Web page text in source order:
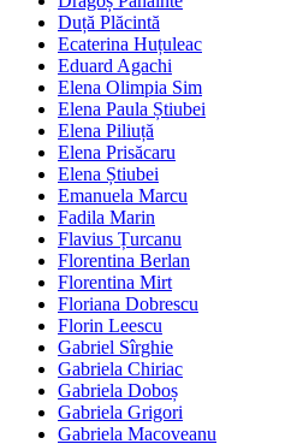
Duță Plăcintă
Ecaterina Huțuleac
Eduard Agachi
Elena Olimpia Sim
Elena Paula Știubei
Elena Piliuță
Elena Prisăcaru
Elena Știubei
Emanuela Marcu
Fadila Marin
Flavius Țurcanu
Florentina Berlan
Florentina Mirt
Floriana Dobrescu
Florin Leescu
Gabriel Sîrghie
Gabriela Chiriac
Gabriela Doboș
Gabriela Grigori
Gabriela Macoveanu